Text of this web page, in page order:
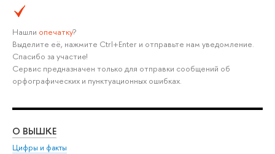
Нашли опечатку?
Выделите её, нажмите Ctrl+Enter и отправьте нам уведомление.
Спасибо за участие!
Сервис предназначен только для отправки сообщений об
орфографических и пунктуационных ошибках.
О ВЫШКЕ
Цифры и факты